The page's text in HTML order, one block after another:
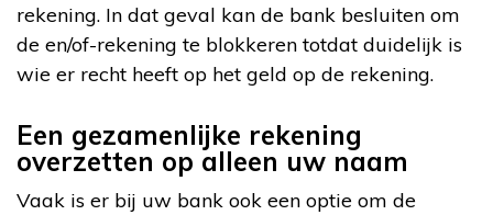
rekening. In dat geval kan de bank besluiten om
de en/of-rekening te blokkeren totdat duidelijk is
wie er recht heeft op het geld op de rekening.
Een gezamenlijke rekening
overzetten op alleen uw naam
Vaak is er bij uw bank ook een optie om de